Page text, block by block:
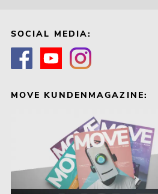
SOCIAL MEDIA:
MOVE KUNDENMAGAZINE: